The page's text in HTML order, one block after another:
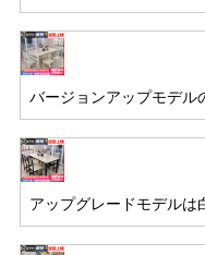
バージョンアップモデル
アップグレードモデルは